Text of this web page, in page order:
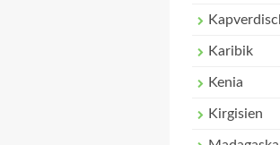
Karibik
Kenia
Kirgisien